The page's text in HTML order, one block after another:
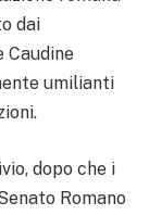
dai
Caudine
umilianti
dopo che i
Romano